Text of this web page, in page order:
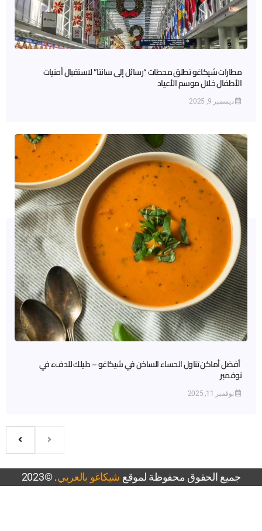
مطارات شيكاغو تطلق محطات “رسائل إلى سانتا” لاستقبال أمنيات
الأطفال خلال موسم الأعياد
ديسمبر 9, 2025
أفضل أماكن تناول الحساء الساخن في شيكاغو – دليلك للدفء في
نوفمبر
نوفمبر 11, 2025
جميع الحقوق محفوظة لموقع شيكاغو بالعربي. ©2023